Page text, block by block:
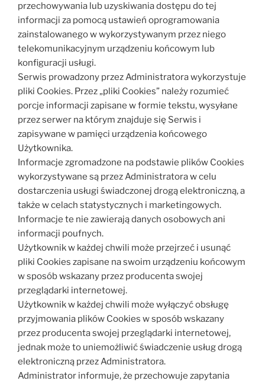
przechowywania lub uzyskiwania dostępu do tej
informacji za pomocą ustawień oprogramowania
zainstalowanego w wykorzystywanym przez niego
telekomunikacyjnym urządzeniu końcowym lub
konfiguracji usługi.
Serwis prowadzony przez Administratora wykorzystuje
pliki Cookies. Przez „pliki Cookies” należy rozumieć
porcje informacji zapisane w formie tekstu, wysyłane
przez serwer na którym znajduje się Serwis i
zapisywane w pamięci urządzenia końcowego
Użytkownika.
Informacje zgromadzone na podstawie plików Cookies
wykorzystywane są przez Administratora w celu
dostarczenia usługi świadczonej drogą elektroniczną, a
także w celach statystycznych i marketingowych.
Informacje te nie zawierają danych osobowych ani
informacji poufnych.
Użytkownik w każdej chwili może przejrzeć i usunąć
pliki Cookies zapisane na swoim urządzeniu końcowym
w sposób wskazany przez producenta swojej
przeglądarki internetowej.
Użytkownik w każdej chwili może wyłączyć obsługę
przyjmowania plików Cookies w sposób wskazany
przez producenta swojej przeglądarki internetowej,
jednak może to uniemożliwić świadczenie usług drogą
elektroniczną przez Administratora.
Administrator informuje, że przechowuje zapytania